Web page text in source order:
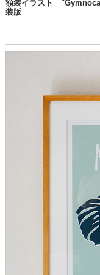
額装イラスト
装版